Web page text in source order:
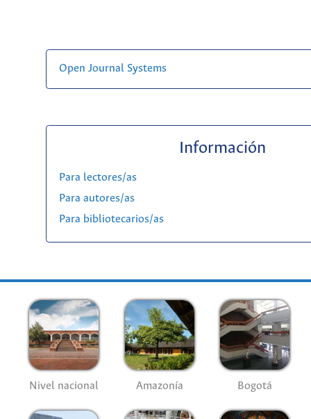
Open Journal Systems
Información
Para lectores/as
Para autores/as
Para bibliotecarios/as
Nivel nacional Amazonía Bogotá